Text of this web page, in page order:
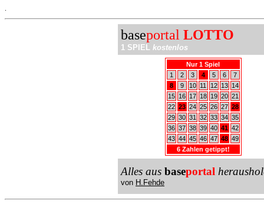
baseportal LOTTO
1 SPIEL kostenlos
Nur 1 Spiel
1
2 3 4 5 6
7
8
9 10 11 12 13
14
15
16 17 18 19 20 21
22 23 24 25 26 27 28
29 30 31 32 33 34 35
36 37 38 39 40 41 42
43 44 45 46 47 48 49
6 Zahlen getippt!
Alles aus baseportal
von H.Fehde